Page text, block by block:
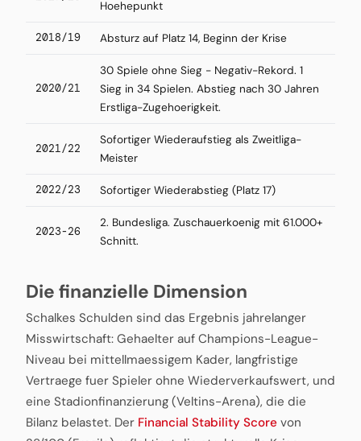
Hoehepunkt
2018/19 Absturz auf Platz 14, Beginn der Krise
2020/21
30 Spiele ohne Sieg - Negativ-Rekord. 1
Sieg in 34 Spielen. Abstieg nach 30 Jahren
Erstliga-Zugehoerigkeit.
2021/22
Sofortiger Wiederaufstieg als Zweitliga-
Meister
2022/23 Sofortiger Wiederabstieg (Platz 17)
2023-26
2. Bundesliga. Zuschauerkoenig mit 61.000+
Schnitt.
Die finanzielle Dimension
Schalkes Schulden sind das Ergebnis jahrelanger
Misswirtschaft: Gehaelter auf Champions-League-
Niveau bei mittellmaessigem Kader, langfristige
Vertraege fuer Spieler ohne Wiederverkaufswert, und
eine Stadionfinanzierung (Veltins-Arena), die die
Bilanz belastet. Der Financial Stability Score von